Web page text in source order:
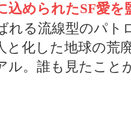
込められたSF愛を
れる流線型のパト
と化した地球の荒
ル。誰も見たこと